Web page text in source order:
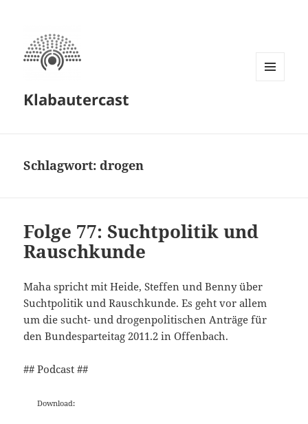
Klabautercast
Schlagwort:drogen
Folge 77: Suchtpolitik und
Rauschkunde
Maha spricht mit Heide, Steffen und Benny über
Suchtpolitik und Rauschkunde. Es geht vor allem
um die sucht- und drogenpolitischen Anträge für
den Bundesparteitag 2011.2 in Offenbach.
## Podcast ##
Download: